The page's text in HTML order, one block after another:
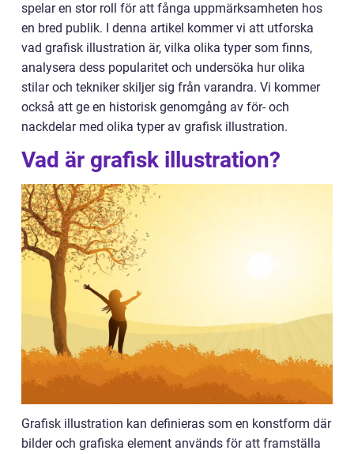
spelar en stor roll för att fånga uppmärksamheten hos
en bred publik. I denna artikel kommer vi att utforska
vad grafisk illustration är, vilka olika typer som finns,
analysera dess popularitet och undersöka hur olika
stilar och tekniker skiljer sig från varandra. Vi kommer
också att ge en historisk genomgång av för- och
nackdelar med olika typer av grafisk illustration.
Vad är grafisk illustration?
Grafisk illustration kan definieras som en konstform där
bilder och grafiska element används för att framställa